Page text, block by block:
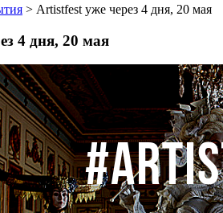
> Artistfest уже через 4 дня, 20 мая
4 дня, 20 мая